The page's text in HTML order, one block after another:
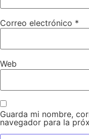
Correo electrónico *
Web
Guarda mi nombre,
navegador para la